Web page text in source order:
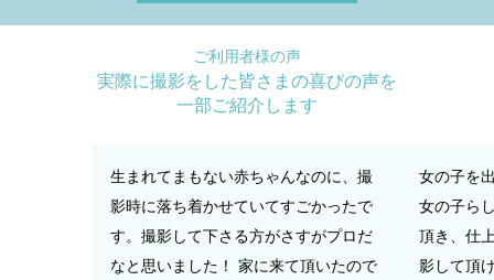
ご利用者様の声
実際に撮影をした皆さまの喜びの声を
一部ご紹介します
生まれてまもない赤ちゃんなのに、撮
影時に落ち着かせていてすごかったで
す。撮影して下さる方がさすがプロだ
なと思いました！ 家に来て頂いたので
女の子を
女の子ら
頂き、仕
影して頂